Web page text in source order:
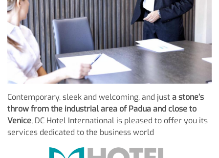
Contemporary, sleek and welcoming, and justa stone’s
throw from the industrial area of Padua and close to
Venice, DC Hotel International is pleased to offer you its
services dedicated to the business world